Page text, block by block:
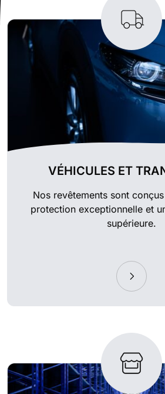
VÉHICULES ET
Nos revêtements sont
protection exceptionnelle et
supérieure.